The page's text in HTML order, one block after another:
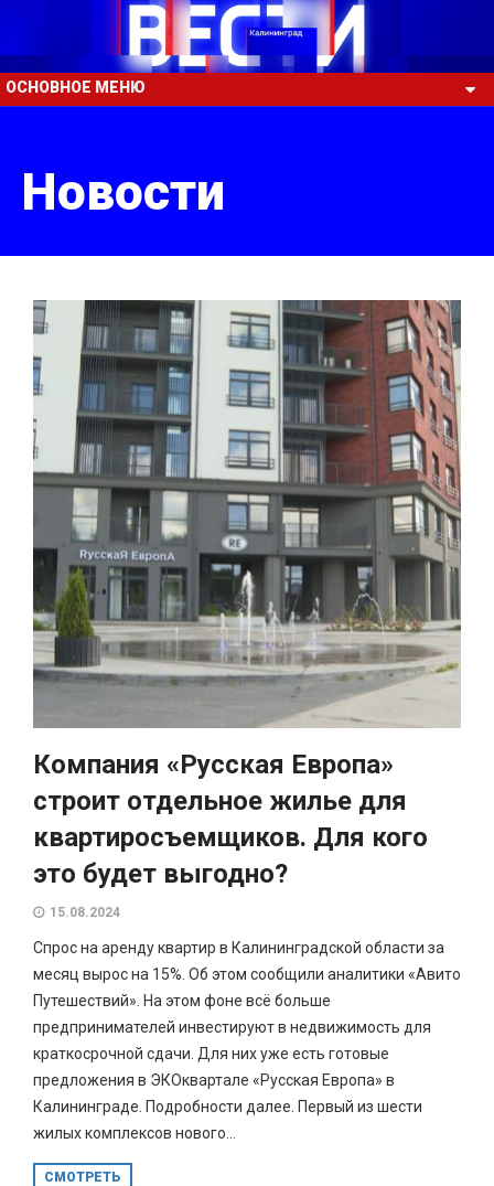
ОСНОВНОЕ МЕНЮ
Новости
Компания «Русская Европа»
строит отдельное жилье для
квартиросъемщиков. Для кого
это будет выгодно?
15.08.2024
Спрос на аренду квартир в Калининградской области за
месяц вырос на 15%. Об этом сообщили аналитики «Авито
Путешествий». На этом фоне всё больше
предпринимателей инвестируют в недвижимость для
краткосрочной сдачи. Для них уже есть готовые
предложения в ЭКОквартале «Русская Европа» в
Калининграде. Подробности далее. Первый из шести
жилых комплексов нового...
СМОТРЕТЬ